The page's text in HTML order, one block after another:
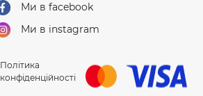
Ми в facebook
Ми в instagram
Політика
конфіденційності